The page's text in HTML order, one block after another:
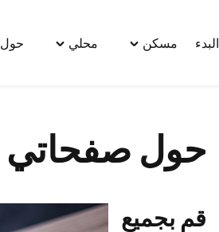
البدء مسكن Toggle
محلي Toggle
حول KFAB
حول صفحاتي
قم بجميع